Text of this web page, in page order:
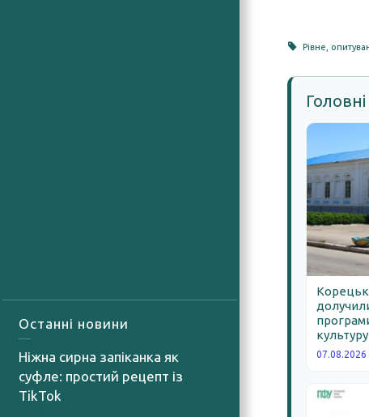
Останні новини
Ніжна сирна запіканка як
суфле: простий рецепт із
TikTok
Рівне
культуру
07.08.2026